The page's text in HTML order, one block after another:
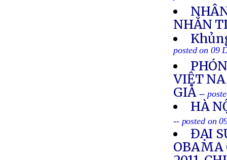
NHẮN
posted on 09
VIỆT
GIẢ --
HÀ
-- posted on
ĐẠI
OBAMA